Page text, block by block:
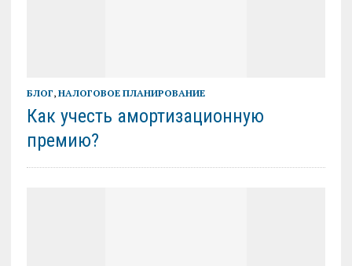
БЛОГ, НАЛОГОВОЕ ПЛАНИРОВАНИЕ
Как учесть амортизационную
премию?